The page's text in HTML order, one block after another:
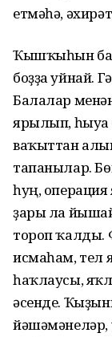
етмәһә,
Ҡышҡыһын
боҙҙа уйнай.
Балалар
ярылып,
ваҡыттан
тапанылар.
һуң,
ҙары ла
тороп ҡалды.
исмаһам, тел
һаҡлаусы,
әсенде.
йәшәмәнеләр,